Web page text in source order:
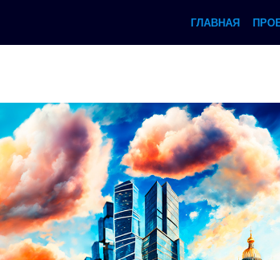
ГЛАВНАЯ